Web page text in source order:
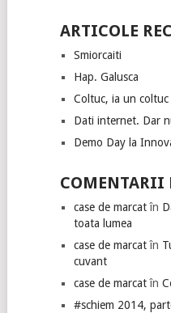
ARTICOLE
Smiorcaiti
Hap. Galusca
Coltuc, ia un coltuc
Dati internet. Dar
Demo Day la
COMENTARII
case de marcatîn
toata lumea
case de marcatîn
cuvant
case de marcatîn
#schiem 2014,